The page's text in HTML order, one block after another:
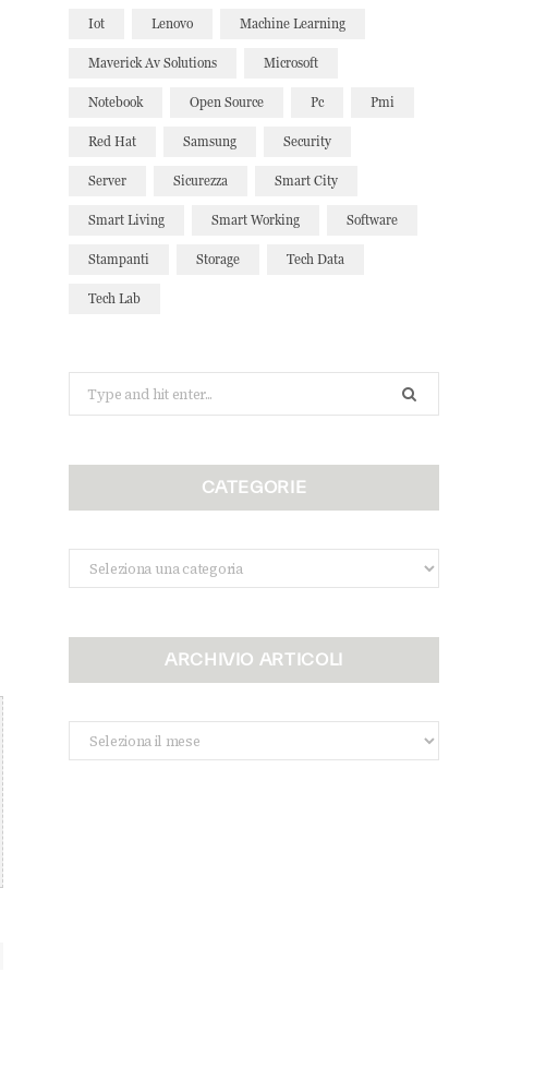
Iot Lenovo Machine Learning
Maverick Av Solutions Microsoft
Notebook Open Source Pc Pmi
Red Hat Samsung Security
Server Sicurezza Smart City
Smart Living Smart Working Software
Stampanti Storage Tech Data
Tech Lab
for:
CATEGORIE
Categorie
ARCHIVIO ARTICOLI
Archivio
Articoli